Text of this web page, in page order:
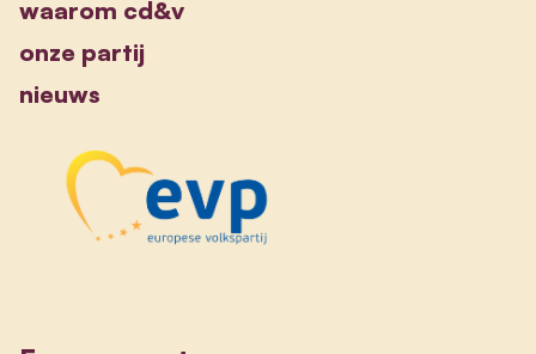
waarom cd&v
onze partij
nieuws